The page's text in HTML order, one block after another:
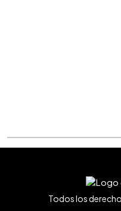
Todos los